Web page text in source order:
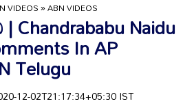
VIDEOS»ABN VIDEOS
| Chandrababu Naidu
In AP
Telugu
12-02T21:17:34+05:30 IST